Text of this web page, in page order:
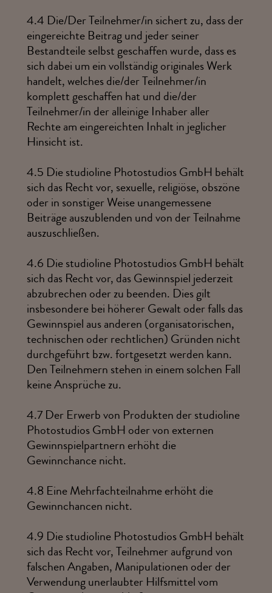
4.4 Die/Der Teilnehmer/in sichert zu, dass der
eingereichte Beitrag und jeder seiner
Bestandteile selbst geschaffen wurde, dass es
sich dabei um ein vollständig originales Werk
handelt, welches die/der Teilnehmer/in
komplett geschaffen hat und die/der
Teilnehmer/in der alleinige Inhaber aller
Rechte am eingereichten Inhalt in jeglicher
Hinsicht ist.
4.5 Die studioline Photostudios GmbH behält
sich das Recht vor, sexuelle, religiöse, obszöne
oder in sonstiger Weise unangemessene
Beiträge auszublenden und von der Teilnahme
auszuschließen.
4.6 Die studioline Photostudios GmbH behält
sich das Recht vor, das Gewinnspiel jederzeit
abzubrechen oder zu beenden. Dies gilt
insbesondere bei höherer Gewalt oder falls das
Gewinnspiel aus anderen (organisatorischen,
technischen oder rechtlichen) Gründen nicht
durchgeführt bzw. fortgesetzt werden kann.
Den Teilnehmern stehen in einem solchen Fall
keine Ansprüche zu.
4.7 Der Erwerb von Produkten der studioline
Photostudios GmbH oder von externen
Gewinnspielpartnern erhöht die
Gewinnchance nicht.
4.8 Eine Mehrfachteilnahme erhöht die
Gewinnchancen nicht.
4.9 Die studioline Photostudios GmbH behält
sich das Recht vor, Teilnehmer aufgrund von
falschen Angaben, Manipulationen oder der
Verwendung unerlaubter Hilfsmittel vom